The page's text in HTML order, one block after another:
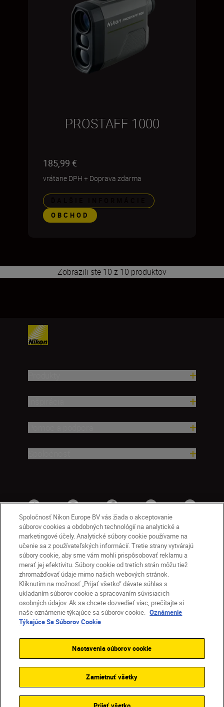
PROSTAFF 1000
185,99 €
vrátane DPH + Doprava zdarma
OBCHOD
Zobrazili ste 10 z 10 produktov
SK Nikon Sites
Kontakt
Oznámenie o ochrane osobných údajov
Podmienky používania
Nikon Store – zmluvné podmienky
Oznámenie týkajúce sa súborov cookie
Nastavenia súborov cookie
Spoločnosť Nikon Europe BV vás žiada o akceptovanie
súborov cookies a obdobných technológií na analytické a
marketingové účely. Analytické súbory cookie používame na
učenie sa z používateľských informácií. Tretie strany vytvárajú
súbory cookie, aby sme vám mohli prispôsobovať reklamu a
merať jej efektivitu. Súbory cookie od tretích strán môžu tiež
zhromažďovať údaje mimo našich webových stránok.
Kliknutím na možnosť „Prijať všetko“ dávate súhlas s
ukladaním súborov cookie a spracovaním súvisiacich
osobných údajov. Ak sa chcete dozvedieť viac, prečítajte si
naše oznámenie týkajúce sa súborov cookie. Oznámenie
Týkajúce Sa Súborov Cookie
Nastavenia súborov cookie
Zamietnuť všetky